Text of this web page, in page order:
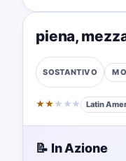
piena,
SOSTANTIVO M
★★ ★ ★ ★ Latin
📝 In Azione